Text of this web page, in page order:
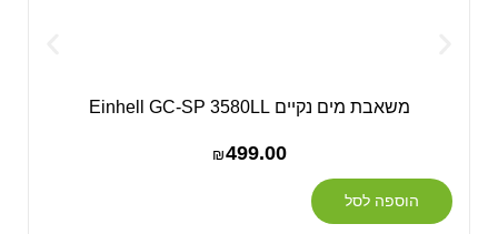
משאבת מים נקיים Einhell GC-SP 3580LL
₪499.00
הוספה לסל